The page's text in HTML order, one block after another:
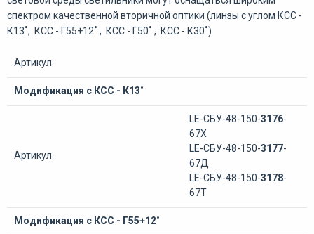
спектром качественной вторичной оптики (линзы с углом КСС -
К13˚, КСС - Г55+12˚ , КСС - Г50˚ , КСС - К30˚).
Артикул
Модификация с КСС - К13˚
Артикул
LE-СБУ-48-150-3176-
67Х
LE-СБУ-48-150-3177-
67Д
LE-СБУ-48-150-3178-
67Т
Модификация с КСС - Г55+12˚